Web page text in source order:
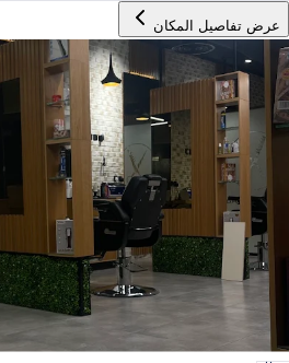
عرض تفاصيل المكان